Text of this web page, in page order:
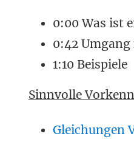
0:00 Was ist
0:42
1:10 Beispiele
Sinnvolle
Gleichungen